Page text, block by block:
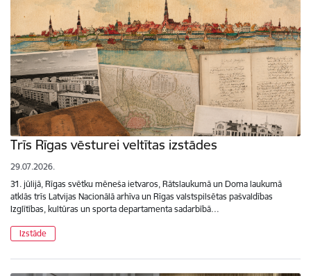
Trīs Rīgas vēsturei veltītas izstādes
29.07.2026.
31. jūlijā, Rīgas svētku mēneša ietvaros, Rātslaukumā un Doma laukumā
atklās trīs Latvijas Nacionālā arhīva un Rīgas valstspilsētas pašvaldības
Izglītības, kultūras un sporta departamenta sadarbībā…
Izstāde